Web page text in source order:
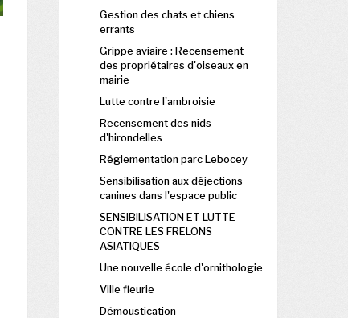
Gestion des chats et chiens
errants
Grippe aviaire : Recensement
des propriétaires d'oiseaux en
mairie
Lutte contre l'ambroisie
Recensement des nids
d'hirondelles
Réglementation parc Lebocey
Sensibilisation aux déjections
canines dans l'espace public
SENSIBILISATION ET LUTTE
CONTRE LES FRELONS
ASIATIQUES
Une nouvelle école d'ornithologie
Ville fleurie
Démoustication